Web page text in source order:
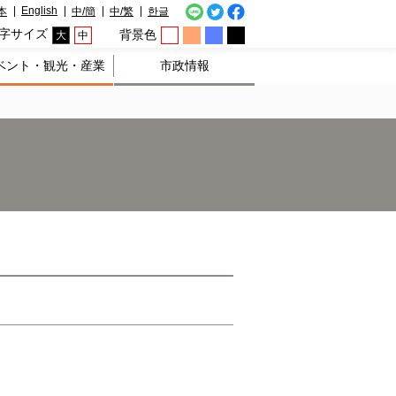
English 中/簡 中/繁 한글
サイズ 大 中 背景色
ント・観光・産業 市政情報